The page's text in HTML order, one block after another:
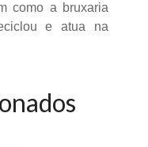
como a bruxaria
e atua na